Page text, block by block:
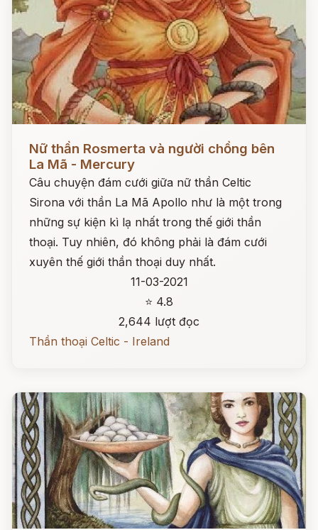
Nữ thần Rosmerta và người chồng bên
La Mã - Mercury
Câu chuyện đám cưới giữa nữ thần Celtic
Sirona với thần La Mã Apollo như là một trong
những sự kiện kì lạ nhất trong thế giới thần
thoại. Tuy nhiên, đó không phải là đám cưới
xuyên thế giới thần thoại duy nhất.
11-03-2021
⭐ 4.8
2,644 lượt đọc
Thần thoại Celtic - Ireland